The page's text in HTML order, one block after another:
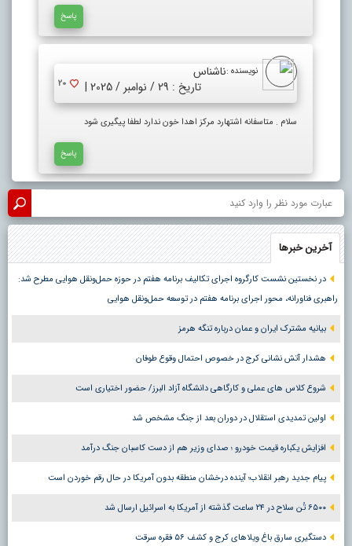
پاسخ
نویسنده :ناشناس
تاریخ : 29 / نوامبر / 2025 |
20
سلام . متاسفانه اشتهارد مرکز اهدا خون ندارد لطفا پیگیری شود
پاسخ
آخرین خبرها
در نخستین نشست کارگروه اجرای تکالیف برنامه هفتم در حوزه حمل‌ونقل هوایی مطرح شد:
راهبری فناورانه، محور اجرای برنامه هفتم در توسعه حمل‌ونقل هوایی
بیانیه مشترک ایران و عمان درباره تنگه هرمز
هشدار آتش نشانی کرج در خصوص احتمال وقوع طوفان
شروع کلاس های عملی و کارگاهی دانشگاه آزاد البرز/ حضور اختیاری است
اولین تمدیدی استقلال در دوران بعد از جنگ مشخص شد
افزایش یکباره قیمت خودرو ؛ صدای وزیر هم از دست کاسبان جنگ درآمد
پیام جدید رهبر انقلاب؛ آینده درخشان منطقه بدون آمریکا در حال رقم خوردن است
۶۵۰۰ تُن سلاح در ۲۴ ساعت گذشته از آمریکا به اسرائیل ارسال شد
دستگیری سارق باغ ویلاهای کرج و کشف ۵۶ فقره سرقت